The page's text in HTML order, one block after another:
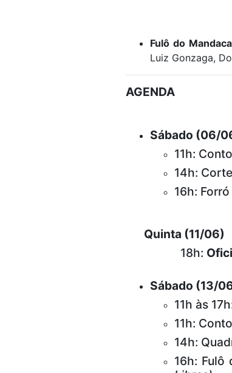
Fulô do
Luiz Gonzaga,
AGENDA
Sábado (06/
11h:
14h:
16h:
Quinta (11/06)
18h:
Sábado (13/
11h às
11h:
14h:
16h: Fulô